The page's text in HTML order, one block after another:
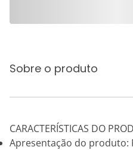
Sobre o produto
CARACTERÍSTICAS DO
Apresentação do produto: